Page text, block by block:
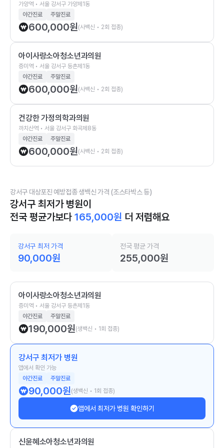
가양역 • 서울 강서구 가양제1동
야간진료
주말진료
600,000원(사백신 • 2회 접종)
아이사랑소아청소년과의원
증미역 • 서울 강서구 등촌제1동
야간진료
주말진료
600,000원(사백신 • 2회 접종)
건강한 가정의학과의원
까치산역 • 서울 강서구 화곡제8동
야간진료
주말진료
600,000원(사백신 • 2회 접종)
강서구 대상포진 예방접종 생백신 가격 (조스타박스 등)
강서구 최저가 병원이
전국 평균가보다 165,000원 더 저렴해요
강서구 최저 가격
90,000원
전국 평균 가격
255,000원
아이사랑소아청소년과의원
증미역 • 서울 강서구 등촌제1동
야간진료
주말진료
190,000원(생백신 • 1회 접종)
강서구 최저가 병원
앱에서 확인 가능
야간진료
주말진료
90,000원(생백신 • 1회 접종)
앱에서 최저가 병원 확인하기
신윤혜소아청소년과의원